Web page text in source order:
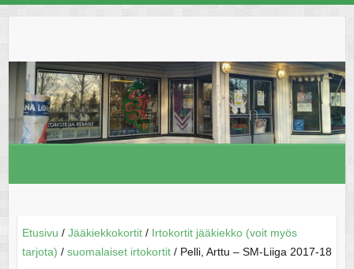
Etusivu / Jääkiekkokortit/ Irtokortit jääkiekko (voit myös
tarjota) / suomalaiset irtokortit/ Pelli, Arttu – SM-Liiga 2017-18